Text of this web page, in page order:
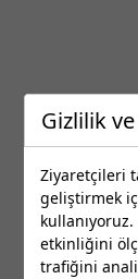
Gizlilik
Ziyaretçileri
geliştirmek
kullanıyoruz.
etkinliğini
trafiğini